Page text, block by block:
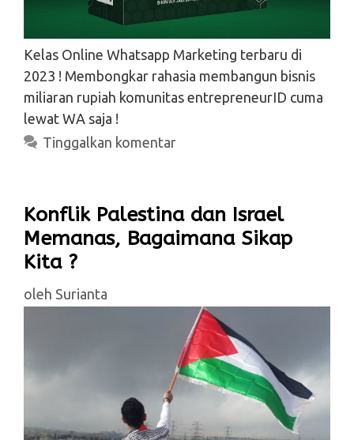
Kelas Online Whatsapp Marketing terbaru di
2023 ! Membongkar rahasia membangun bisnis
miliaran rupiah komunitas entrepreneurID cuma
lewat WA saja !
Tinggalkan komentar
Konflik Palestina dan Israel
Memanas, Bagaimana Sikap
Kita ?
oleh Surianta